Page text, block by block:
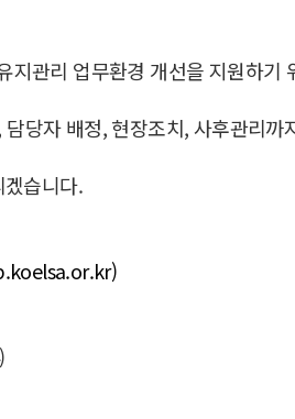
관리 업무환경 개선을 지원하
당자 배정, 현장조치, 사후관리
습니다.